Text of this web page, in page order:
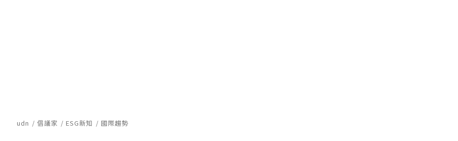
udn 倡議家 ESG新知 國際趨勢